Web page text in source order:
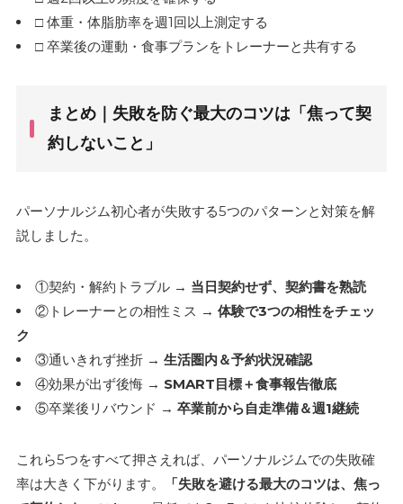
□ 体重・体脂肪率を週1回以上測定する
□ 卒業後の運動・食事プランをトレーナーと共有する
まとめ｜失敗を防ぐ最大のコツは「焦って契
約しないこと」
パーソナルジム初心者が失敗する5つのパターンと対策を解
説しました。
①契約・解約トラブル → 当日契約せず、契約書を熟読
②トレーナーとの相性ミス → 体験で3つの相性をチェッ
ク
③通いきれず挫折 → 生活圏内＆予約状況確認
④効果が出ず後悔 → SMART目標＋食事報告徹底
⑤卒業後リバウンド → 卒業前から自走準備＆週1継続
これら5つをすべて押さえれば、パーソナルジムでの失敗確
率は大きく下がります。
「失敗を避ける最大のコツは、焦っ